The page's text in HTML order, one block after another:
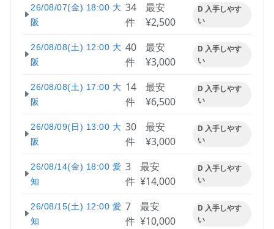
26/08/07(金) 18:00 大
阪
34
件
最安
¥2,500
D 入手しやす
い
26/08/08(土) 12:00 大
阪
40
件
最安
¥3,000
D 入手しやす
い
26/08/08(土) 17:00 大
阪
14
件
最安
¥6,500
D 入手しやす
い
26/08/09(日) 13:00 大
阪
30
件
最安
¥3,000
D 入手しやす
い
26/08/14(金) 18:00 愛
知
3
件
最安
¥14,000
D 入手しやす
い
26/08/15(土) 12:00 愛
知
7
件
最安
¥10,000
D 入手しやす
い